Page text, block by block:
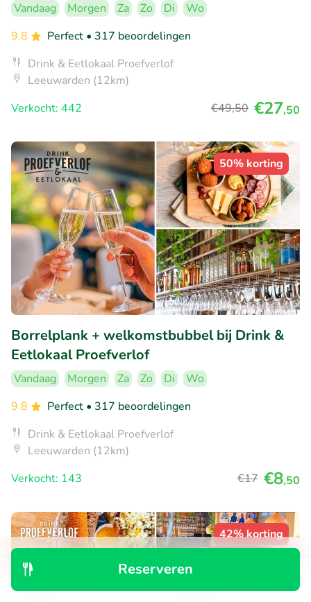
Reserveren
Vandaag Morgen Za Zo Di
Wo
9.8
Perfect • 317 beoordelingen
Drink & Eetlokaal Proefverlof
Leeuwarden (12km)
Verkocht: 442
€49,50 €27,50
50% korting
Borrelplank + welkomstbubbel bij Drink &
Eetlokaal Proefverlof
Vandaag Morgen Za Zo Di
Wo
9.8
Perfect • 317 beoordelingen
Drink & Eetlokaal Proefverlof
Leeuwarden (12km)
Verkocht: 143
€17 €8,50
42% korting